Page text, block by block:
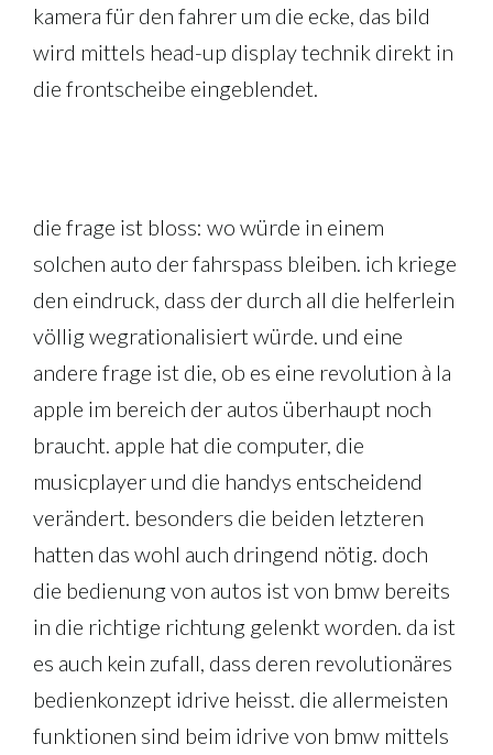
kamera für den fahrer um die ecke, das bild
wird mittels head-up display technik direkt in
die frontscheibe eingeblendet.
die frage ist bloss: wo würde in einem
solchen auto der fahrspass bleiben. ich kriege
den eindruck, dass der durch all die helferlein
völlig wegrationalisiert würde. und eine
andere frage ist die, ob es eine revolution à la
apple im bereich der autos überhaupt noch
braucht. apple hat die computer, die
musicplayer und die handys entscheidend
verändert. besonders die beiden letzteren
hatten das wohl auch dringend nötig. doch
die bedienung von autos ist von bmw bereits
in die richtige richtung gelenkt worden. da ist
es auch kein zufall, dass deren revolutionäres
bedienkonzept idrive heisst. die allermeisten
funktionen sind beim idrive von bmw mittels